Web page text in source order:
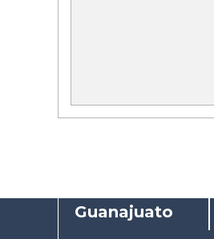
Guanajuato